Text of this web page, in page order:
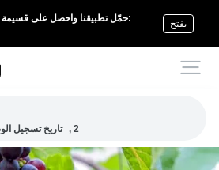
حمّل تطبيقنا واحصل على
يفتح
تاريخ تسجيل , 2